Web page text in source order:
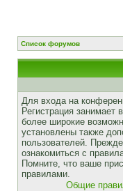
Список форумов
Для входа на
Регистрация занимает
более широкие
установлены также
пользователей.
ознакомиться с
Помните, что ваше
правилами.
Общие